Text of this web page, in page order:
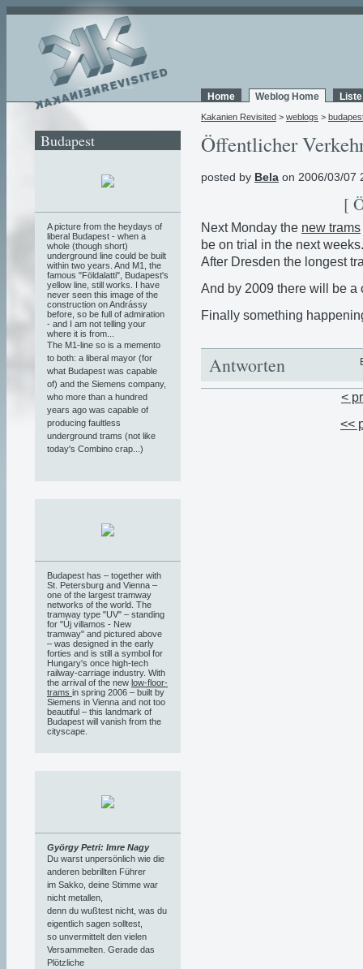
Home Weblog Home
Kakanien Revisited > weblogs >
Öffentlicher
posted by Bela on 2006/03/07
[
Next Monday the new trams
be on trial in the next weeks.
After Dresden the longest
And by 2009 there will be a
Finally something
Antworten
<
<<
Budapest
A picture from the heydays of
liberal Budapest - when a
whole (though short)
underground line could be built
within two years. And M1, the
famous "Földalatti", Budapest's
yellow line, still works. I have
never seen this image of the
construction on Andrássy
before, so be full of admiration
- and I am not telling your
where it is from...
The M1-line so is a memento
to both: a liberal mayor (for
what Budapest was capable
of) and the Siemens company,
who more than a hundred
years ago was capable of
producing faultless
underground trams (not like
today's Combino crap...)
Budapest has – together with
St. Petersburg and Vienna –
one of the largest tramway
networks of the world. The
tramway type "UV" – standing
for "Új villamos - New
tramway" and pictured above
– was designed in the early
forties and is still a symbol for
Hungary's once high-tech
railway-carriage industry. With
the arrival of the new low-floor-
trams in spring 2006 – built by
Siemens in Vienna and not too
beautiful – this landmark of
Budapest will vanish from the
cityscape.
György Petri: Imre Nagy
Du warst unpersönlich wie die
anderen bebrillten Führer
im Sakko, deine Stimme war
nicht metallen,
denn du wußtest nicht, was du
eigentlich sagen solltest,
so unvermittelt den vielen
Versammelten. Gerade das
Plötzliche